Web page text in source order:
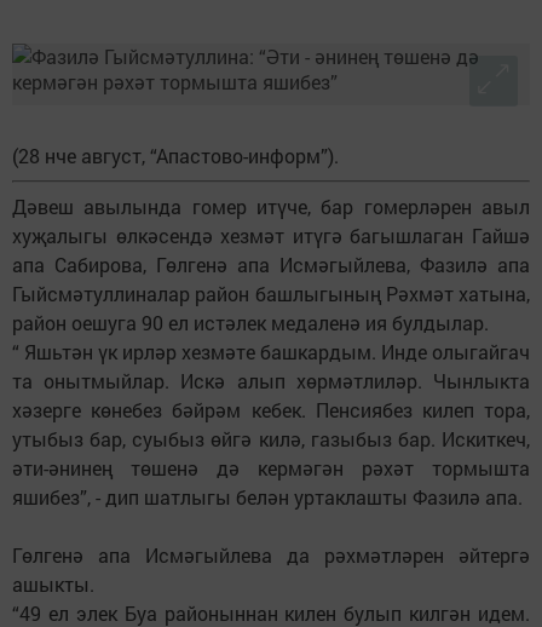
(28 нче август, “Апастово-информ”).
Дәвеш авылында гомер итүче, бар гомерләрен авыл
хуҗалыгы өлкәсендә хезмәт итүгә багышлаган Гайшә
апа Сабирова, Гөлгенә апа Исмәгыйлева, Фазилә апа
Гыйсмәтуллиналар район башлыгының Рәхмәт хатына,
район оешуга 90 ел истәлек медаленә ия булдылар.
“ Яшьтән үк ирләр хезмәте башкардым. Инде олыгайгач
та онытмыйлар. Искә алып хөрмәтлиләр. Чынлыкта
хәзерге көнебез бәйрәм кебек. Пенсиябез килеп тора,
утыбыз бар, суыбыз өйгә килә, газыбыз бар. Искиткеч,
әти-әнинең төшенә дә кермәгән рәхәт тормышта
яшибез”, - дип шатлыгы белән уртаклашты Фазилә апа.
Гөлгенә апа Исмәгыйлева да рәхмәтләрен әйтергә
ашыкты.
“49 ел элек Буа районыннан килен булып килгән идем.